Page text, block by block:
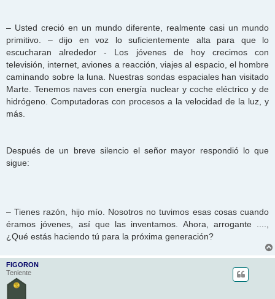
– Usted creció en un mundo diferente, realmente casi un mundo
primitivo. – dijo en voz lo suficientemente alta para que lo
escucharan alrededor - Los jóvenes de hoy crecimos con
televisión, internet, aviones a reacción, viajes al espacio, el hombre
caminando sobre la luna. Nuestras sondas espaciales han visitado
Marte. Tenemos naves con energía nuclear y coche eléctrico y de
hidrógeno. Computadoras con procesos a la velocidad de la luz, y
más.
Después de un breve silencio el señor mayor respondió lo que
sigue:
– Tienes razón, hijo mío. Nosotros no tuvimos esas cosas cuando
éramos jóvenes, así que las inventamos. Ahora, arrogante ....,
¿Qué estás haciendo tú para la próxima generación?
FIGORON
Teniente